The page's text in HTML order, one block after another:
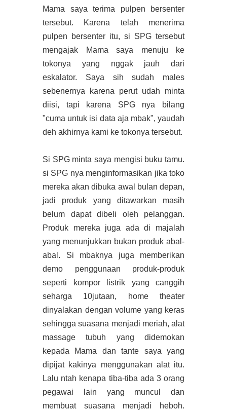
Mama saya terima pulpen bersenter
tersebut. Karena telah menerima
pulpen bersenter itu, si SPG tersebut
mengajak Mama saya menuju ke
tokonya yang nggak jauh dari
eskalator. Saya sih sudah males
sebenernya karena perut udah minta
diisi, tapi karena SPG nya bilang
"cuma untuk isi data aja mbak", yaudah
deh akhirnya kami ke tokonya tersebut.
Si SPG minta saya mengisi buku tamu.
si SPG nya menginformasikan jika toko
mereka akan dibuka awal bulan depan,
jadi produk yang ditawarkan masih
belum dapat dibeli oleh pelanggan.
Produk mereka juga ada di majalah
yang menunjukkan bukan produk abal-
abal. Si mbaknya juga memberikan
demo penggunaan produk-produk
seperti kompor listrik yang canggih
seharga 10jutaan, home theater
dinyalakan dengan volume yang keras
sehingga suasana menjadi meriah, alat
massage tubuh yang didemokan
kepada Mama dan tante saya yang
dipijat kakinya menggunakan alat itu.
Lalu ntah kenapa tiba-tiba ada 3 orang
pegawai lain yang muncul dan
membuat suasana menjadi heboh.